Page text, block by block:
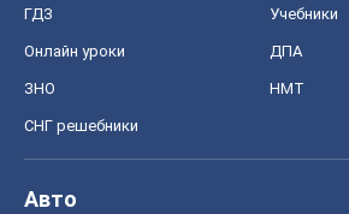
ГДЗ Учебники
Онлайн уроки ДПА
ЗНО НМТ
СНГ решебники
Авто